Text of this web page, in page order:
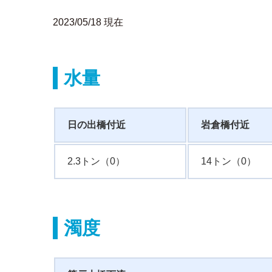
2023/05/18 現在
水量
日の出橋付近 岩倉橋付近
2.3トン（0） 14トン（0）
濁度